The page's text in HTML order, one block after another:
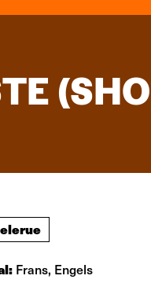
Frans, Engels